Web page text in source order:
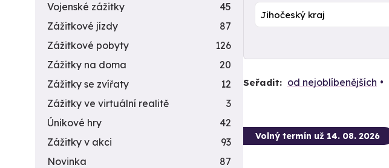
Seřadit: od nejoblíbenějších
Volný termín už 14. 08. 2026
Vojenské zážitky
45
Zážitkové jízdy
87
Zážitkové pobyty
126
Zážitky na doma
20
Zážitky se zvířaty
12
Zážitky ve virtuální realitě
3
Únikové hry
42
Zážitky v akci
93
Novinka
87